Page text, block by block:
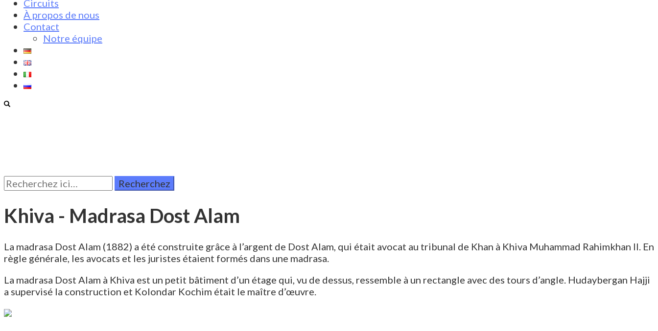
Circuits
À propos de nous
Contact
Notre équipe
Rechercher:
Khiva - Madrasa Dost Alam
La madrasa Dost Alam (1882) a été construite grâce à l’argent de Dost Alam, qui était avocat au tribunal de Khan à Khiva Muhammad Rahimkhan II. En
règle générale, les avocats et les juristes étaient formés dans une madrasa.
La madrasa Dost Alam à Khiva est un petit bâtiment d’un étage qui, vu de dessus, ressemble à un rectangle avec des tours d’angle. Hudaybergan Hajji
a supervisé la construction et Kolondar Kochim était le maître d’œuvre.